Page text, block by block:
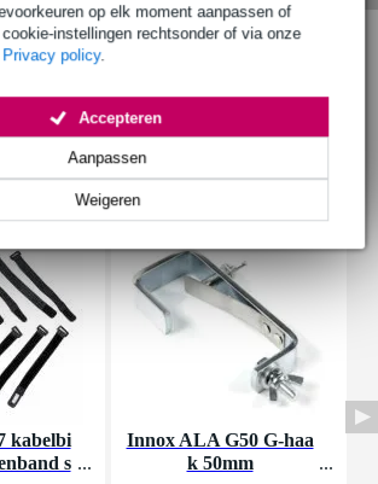
op elk moment aanpassen of
instellingen rechtsonder of via onze
Privacy policy.
Weigeren
Aanpassen
Accepteren
kabelbi
s
Innox ALA G50 G-haa
k 50mm